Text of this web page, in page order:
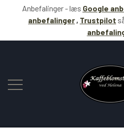
Anbefalinger - læs Google
anbefalinger , Trustpilot